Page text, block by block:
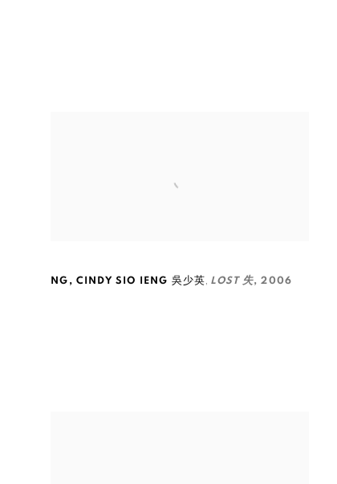
NG , CINDY SIO IENG 吳少英 LOST 失,2006